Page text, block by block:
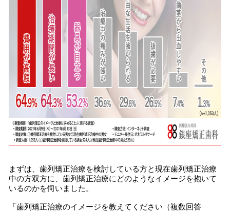
まずは、歯列矯正治療を検討している方と現在歯列矯正治療
中の方双方に、歯列矯正治療にどのようなイメージを抱いて
いるのかを伺いました。
「歯列矯正治療のイメージを教えてください（複数回答